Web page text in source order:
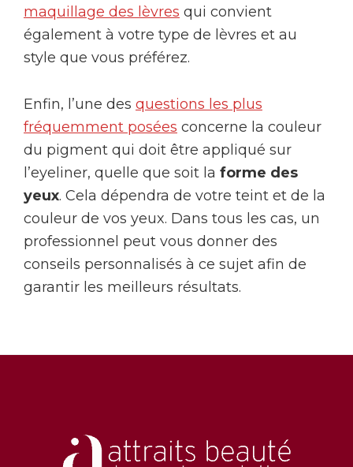
maquillage des lèvres qui convient
également à votre type de lèvres et au
style que vous préférez.
Enfin, l’une des questions les plus
fréquemment posées concerne la couleur
du pigment qui doit être appliqué sur
l’eyeliner, quelle que soit la forme des
yeux. Cela dépendra de votre teint et de la
couleur de vos yeux. Dans tous les cas, un
professionnel peut vous donner des
conseils personnalisés à ce sujet afin de
garantir les meilleurs résultats.